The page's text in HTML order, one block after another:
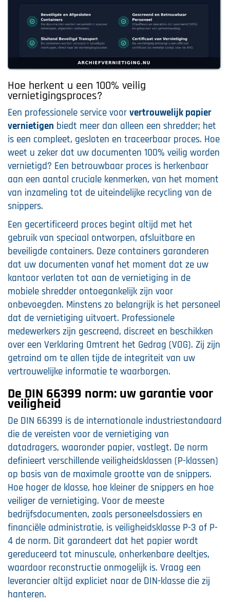
Hoe herkent u een 100% veilig
vernietigingsproces?
Een professionele service voor vertrouwelijk papier
vernietigen biedt meer dan alleen een shredder; het
is een compleet, gesloten en traceerbaar proces. Hoe
weet u zeker dat uw documenten 100% veilig worden
vernietigd? Een betrouwbaar proces is herkenbaar
aan een aantal cruciale kenmerken, van het moment
van inzameling tot de uiteindelijke recycling van de
snippers.
Een gecertificeerd proces begint altijd met het
gebruik van speciaal ontworpen, afsluitbare en
beveiligde containers. Deze containers garanderen
dat uw documenten vanaf het moment dat ze uw
kantoor verlaten tot aan de vernietiging in de
mobiele shredder ontoegankelijk zijn voor
onbevoegden. Minstens zo belangrijk is het personeel
dat de vernietiging uitvoert. Professionele
medewerkers zijn gescreend, discreet en beschikken
over een Verklaring Omtrent het Gedrag (VOG). Zij zijn
getraind om te allen tijde de integriteit van uw
vertrouwelijke informatie te waarborgen.
De DIN 66399 norm: uw garantie voor
veiligheid
De DIN 66399 is de internationale industriestandaard
die de vereisten voor de vernietiging van
datadragers, waaronder papier, vastlegt. De norm
definieert verschillende veiligheidsklassen (P-klassen)
op basis van de maximale grootte van de snippers.
Hoe hoger de klasse, hoe kleiner de snippers en hoe
veiliger de vernietiging. Voor de meeste
bedrijfsdocumenten, zoals personeelsdossiers en
financiële administratie, is veiligheidsklasse P-3 of P-
4 de norm. Dit garandeert dat het papier wordt
gereduceerd tot minuscule, onherkenbare deeltjes,
waardoor reconstructie onmogelijk is. Vraag een
leverancier altijd expliciet naar de DIN-klasse die zij
hanteren.